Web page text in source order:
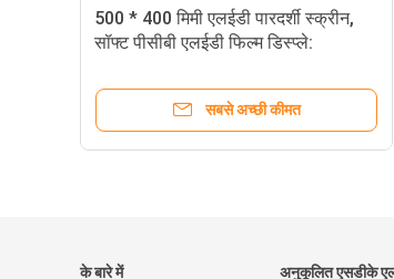
500 * 400 मिमी एलईडी पारदर्शी स्क्रीन,
सॉफ्ट पीसीबी एलईडी फिल्म डिस्प्ले:
सबसे अच्छी कीमत
के बारे में अनुकूलित एसडीके